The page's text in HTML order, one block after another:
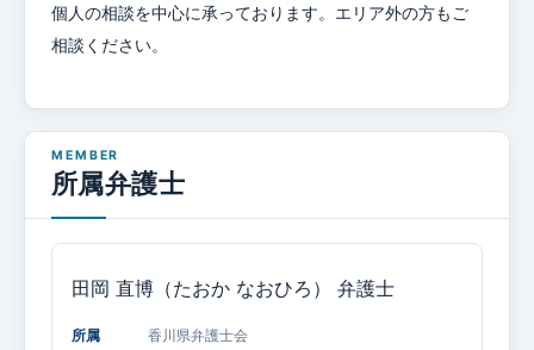
個人の相談を中心に承っております。エリア外の方もご
相談ください。
所属弁護士
田岡 直博（たおか なおひろ） 弁護士
所属 香川県弁護士会